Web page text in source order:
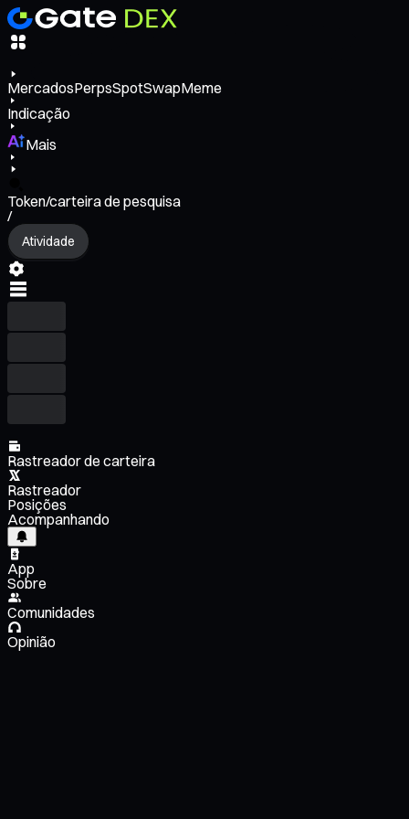
MercadosPerpsSpotSwapMeme
Indicação
Mais
Token/carteira de pesquisa
/
Atividade
Rastreador de carteira
Rastreador
Posições
Acompanhando
App
Sobre
Comunidades
Opinião